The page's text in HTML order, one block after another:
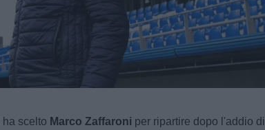
ha scelto Marco Zaffaroni per ripartire dopo l'addio di